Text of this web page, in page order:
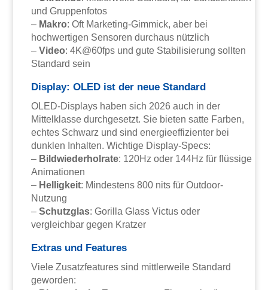
und Gruppenfotos
– Makro: Oft Marketing-Gimmick, aber bei
hochwertigen Sensoren durchaus nützlich
–Video: 4K@60fps und gute Stabilisierung sollten
Standard sein
Display: OLED ist der neue Standard
OLED-Displays haben sich 2026 auch in der
Mittelklasse durchgesetzt. Sie bieten satte Farben,
echtes Schwarz und sind energieeffizienter bei
dunklen Inhalten. Wichtige Display-Specs:
– Bildwiederholrate: 120Hz oder 144Hz für flüssige
Animationen
– Helligkeit: Mindestens 800 nits für Outdoor-
Nutzung
–Schutzglas: Gorilla Glass Victus oder
vergleichbar gegen Kratzer
Extras und Features
Viele Zusatzfeatures sind mittlerweile Standard
geworden: